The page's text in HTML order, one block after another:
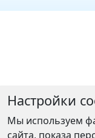
Настройки
Мы используем
сайта, показа